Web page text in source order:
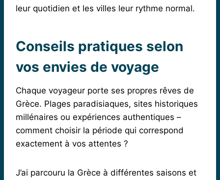
leur quotidien et les villes leur rythme normal.
Conseils pratiques selon
vos envies de voyage
Chaque voyageur porte ses propres rêves de
Grèce. Plages paradisiaques, sites historiques
millénaires ou expériences authentiques –
comment choisir la période qui correspond
exactement à vos attentes ?
J’ai parcouru la Grèce à différentes saisons et